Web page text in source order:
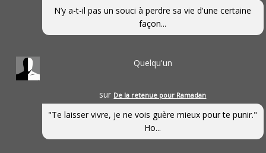
N’y a-t-il pas un souci à perdre sa vie d'une certaine
façon...
Quelqu'un
sur De la retenue pour Ramadan
"Te laisser vivre, je ne vois guère mieux pour te punir."
Ho...